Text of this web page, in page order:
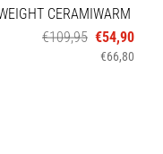
CERAMIWARM
€109,95 €54,90
€66,80